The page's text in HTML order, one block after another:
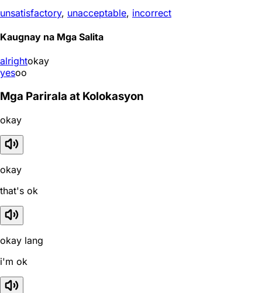
unsatisfactory, unacceptable, incorrect
Kaugnay na Mga Salita
alrightokay
yesoo
Mga Parirala at Kolokasyon
okay
okay
that's ok
okay lang
i'm ok